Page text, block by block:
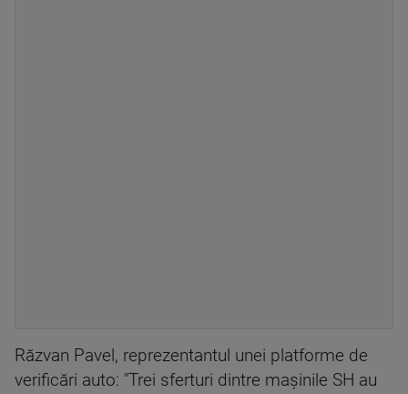
Răzvan Pavel, reprezentantul unei platforme de
verificări auto: "Trei sferturi dintre maşinile SH au